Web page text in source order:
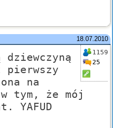
18.07.2010
1159
25
na
tym, że mój
YAFUD